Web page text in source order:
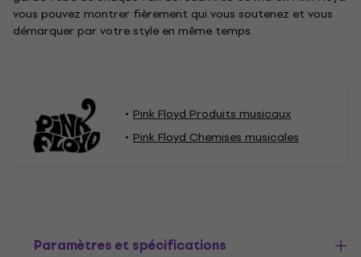
vous pouvez montrer fièrement qui vous soutenez et vous
démarquer par votre style en même temps.
Pink Floyd Produits musicaux
Pink Floyd Chemises musicales
Paramètres et spécifications